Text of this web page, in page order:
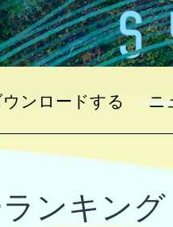
ンロードする ニ
ンキング